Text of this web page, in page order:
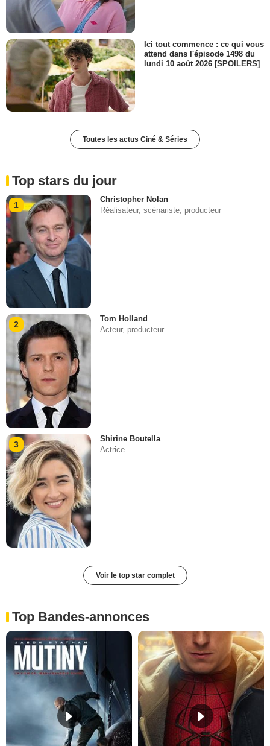
Ici tout commence : ce qui vous
attend dans l'épisode 1498 du
lundi 10 août 2026 [SPOILERS]
Toutes les actus Ciné & Séries
Top stars du jour
1
Christopher Nolan
Réalisateur, scénariste, producteur
2
Tom Holland
Acteur, producteur
3
Shirine Boutella
Actrice
Voir le top star complet
Top Bandes-annonces